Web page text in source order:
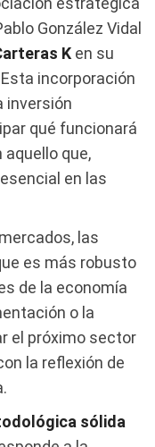
González Vidal
K en su
incorporación
inversión
qué funcionará
que,
en las
las
es más robusto
de la economía
o la
el próximo sector
la reflexión de
sólida